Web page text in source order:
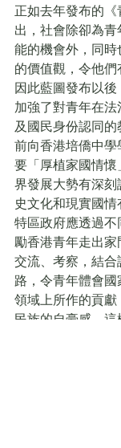
正如去年發布的
出，社會除卻為
能的機會外，同
的價值觀，令他們
因此藍圖發布以
加強了對青年在
及國民身份認同
前向香港培僑中
要「厚植家國情
界發展大勢有深
史文化和現實國
特區政府應透過
勵香港青年走出
交流、考察，結合
路，令青年體會
領域上所作的貢獻
民族的自豪感，